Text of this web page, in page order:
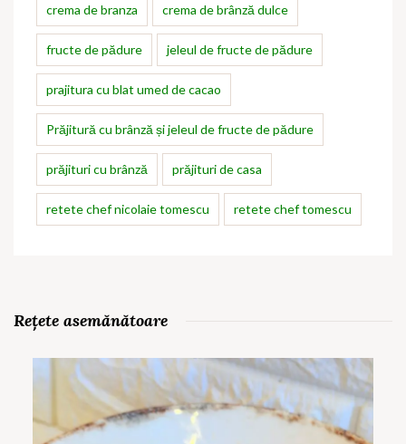
crema de branza crema de brânză dulce
fructe de pădure jeleul de fructe de pădure
prajitura cu blat umed de cacao
Prăjitură cu brânză și jeleul de fructe de pădure
prăjituri cu brânză prăjituri de casa
retete chef nicolaie tomescu retete chef tomescu
Rețete asemănătoare